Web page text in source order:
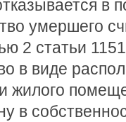
в
умершего
2 статьи
в виде
жилого
в